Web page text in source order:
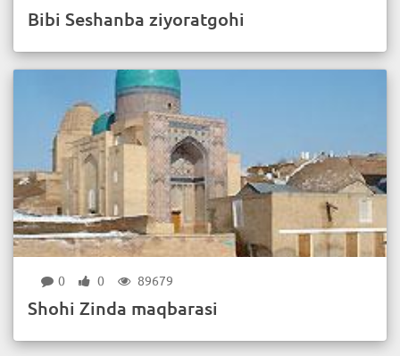
Bibi Seshanba ziyoratgohi
0 0 89679
Shohi Zinda maqbarasi